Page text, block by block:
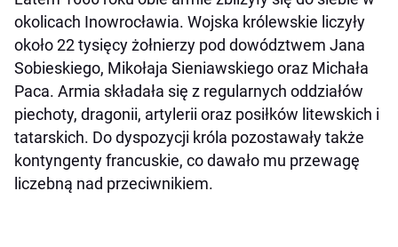
okolicach Inowrocławia. Wojska królewskie liczyły
około 22 tysięcy żołnierzy pod dowództwem Jana
Sobieskiego, Mikołaja Sieniawskiego oraz Michała
Paca. Armia składała się z regularnych oddziałów
piechoty, dragonii, artylerii oraz posiłków litewskich i
tatarskich. Do dyspozycji króla pozostawały także
kontyngenty francuskie, co dawało mu przewagę
liczebną nad przeciwnikiem.